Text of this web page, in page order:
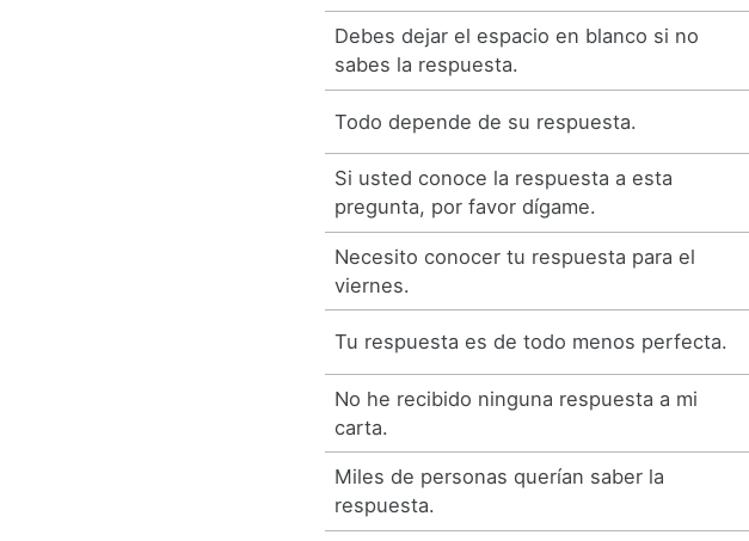
Debes dejar el espacio en blanco si no
sabes la respuesta.
Todo depende de su respuesta.
Si usted conoce la respuesta a esta
pregunta, por favor dígame.
Necesito conocer tu respuesta para el
viernes.
Tu respuesta es de todo menos perfecta.
No he recibido ninguna respuesta a mi
carta.
Miles de personas querían saber la
respuesta.